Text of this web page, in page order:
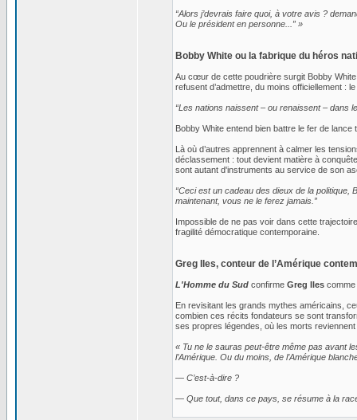
“Alors j’devrais faire quoi, à votre avis ?
Ou le président en personne...” »
Bobby White ou la fabrique du héros
Au cœur de cette poudrière surgit Bobby
refusent d’admettre, du moins officiellement :
“Les nations naissent – ou renaissent – dans
Bobby White entend bien battre le fer de lance
Là où d’autres apprennent à calmer les
déclassement : tout devient matière à
sont autant d'instruments au service de son
“Ceci est un cadeau des dieux de la politique,
maintenant, vous ne le ferez jamais.”
Impossible de ne pas voir dans cette
fragilité démocratique contemporaine.
Greg Iles, conteur de l’Amérique
L'Homme du Sud confirme Greg Iles comme
En revisitant les grands mythes américains,
combien ces récits fondateurs se sont
ses propres légendes, où les morts
« Tu ne le sauras peut-être même pas avant
l’Amérique. Ou du moins, de l’Amérique
— C’est-à-dire ?
— Que tout, dans ce pays, se résume à la